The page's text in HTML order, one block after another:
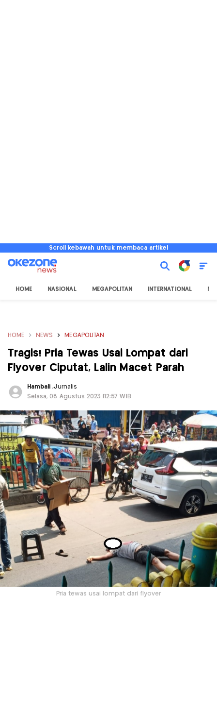
Scroll kebawah untuk membaca artikel
HOME NASIONAL MEGAPOLITAN INTERNATIONAL
HOME NEWS MEGAPOLITAN
Tragis! Pria Tewas Usai Lompat dari
Flyover Ciputat, Lalin Macet Parah
Hambali,Jurnalis
Selasa, 08 Agustus 2023 |12:57 WIB
Pria tewas usai lompat dari flyover